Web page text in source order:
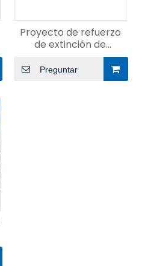
Proyecto de refuerzo
de extinción de
incendios para la
costura de carbón
Preguntar